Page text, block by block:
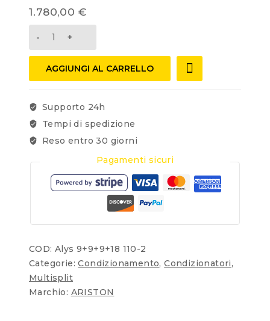
1.780,00 €
AGGIUNGI AL CARRELLO
Supporto 24h
Tempi di spedizione
Reso entro 30 giorni
Pagamenti sicuri
COD: Alys 9+9+9+18 110-2
Categorie:Condizionamento,Condizionatori,
Multisplit
Marchio: ARISTON